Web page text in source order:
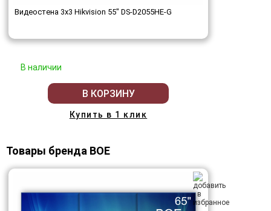
Видеостена 3x3 Hikvision 55" DS-D2055HE-G
В наличии
В КОРЗИНУ
Купить в 1 клик
Товары бренда BOE